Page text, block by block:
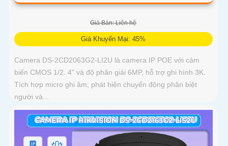
Giá Bán: Liên hệ
Giá Khuyến Mại: 45%
Camera DS-2CD2063G2-LI2U là camera IP POE với cảm
biến CMOS 1/2. 4" và độ phân giải 6MP, hỗ trợ ghi hình 3K.
Tích hợp micro ghi âm, phát hiện chuyển động phân biệt
người và...